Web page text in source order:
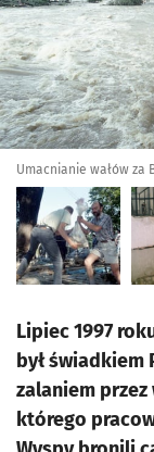
Umacnianie wałów za
Lipiec 1997
był świadkiem
zalaniem przez
którego